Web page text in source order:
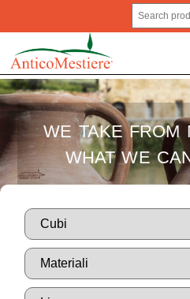
WE TAKE FROM
WHAT WE